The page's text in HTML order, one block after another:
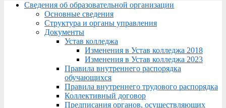
Menu
Сведения об образовательной организации
Основные сведения
Структура и органы управления
Документы
Устав колледжа
Изменения в Устав колледжа 2018
Изменения в Устав колледжа 2023
Правила внутреннего распорядка
обучающихся
Правила внутреннего трудового распорядка
Коллективный договор
Предписания органов, осуществляющих